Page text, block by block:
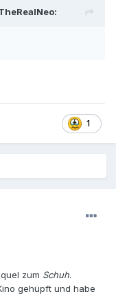
:
1
zum Schuh.
gehüpft und habe